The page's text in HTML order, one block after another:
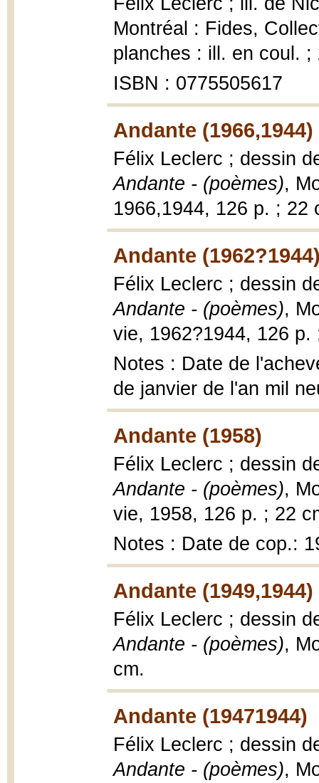
Montréal : Fides,
planches : ill. en coul. ;
ISBN : 0775505617
Andante (1966,1944)
Félix Leclerc ; dessin
Andante - (poèmes),
1966,1944, 126 p. ; 22
Andante
Félix Leclerc ; dessin
Andante - (poèmes),
vie, 1962?1944, 126 p.
Notes : Date de
de janvier de l'an mil
Andante (1958)
Félix Leclerc ; dessin
Andante - (poèmes),
vie, 1958, 126 p. ; 22
Notes : Date de cop.:
Andante (1949,1944)
Félix Leclerc ; dessin
Andante - (poèmes),
cm.
Andante (19471944)
Félix Leclerc ; dessin
Andante - (poèmes),